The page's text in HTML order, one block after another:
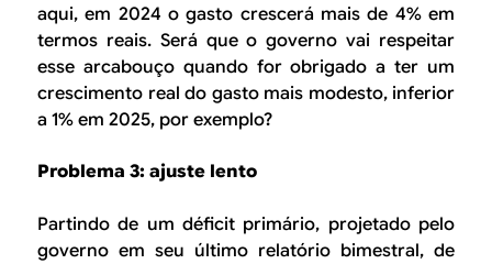
aqui, em 2024 o gasto crescerá mais de 4% em
termos reais. Será que o governo vai respeitar
esse arcabouço quando for obrigado a ter um
crescimento real do gasto mais modesto, inferior
a 1% em 2025, por exemplo?
Problema 3: ajuste lento
Partindo de um déficit primário, projetado pelo
governo em seu último relatório bimestral, de